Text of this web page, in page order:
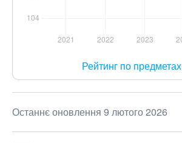
Рейтинг по предметах
Останнє оновлення 9 лютого 2026